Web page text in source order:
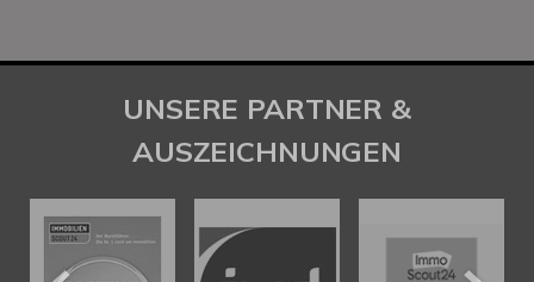
UNSERE PARTNER &
AUSZEICHNUNGEN